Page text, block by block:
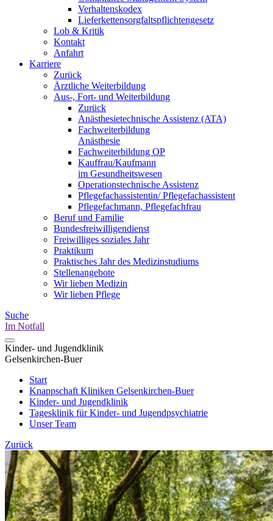
Verhaltenskodex
Lieferkettensorgfaltspflichtengesetz
Lob & Kritik
Kontakt
Anfahrt
Karriere
Zurück
Ärztliche Weiterbildung
Aus-, Fort- und Weiterbildung
Zurück
Anästhesietechnische Assistenz (ATA)
Fachweiterbildung
Anästhesie
Fachweiterbildung OP
Kauffrau/Kaufmann
im Gesundheitswesen
Operationstechnische Assistenz
Pflegefachassistentin/ Pflegefachassistent
Pflegefachmann, Pflegefachfrau
Beruf und Familie
Bundesfreiwilligendienst
Freiwilliges soziales Jahr
Praktikum
Praktisches Jahr des Medizinstudiums
Stellenangebote
Wir lieben Medizin
Wir lieben Pflege
Suche
Im Notfall
Kinder- und Jugendklinik
Gelsenkirchen-Buer
Start
Knappschaft Kliniken Gelsenkirchen-Buer
Kinder- und Jugendklinik
Tagesklinik für Kinder- und Jugendpsychiatrie
Unser Team
Zurück